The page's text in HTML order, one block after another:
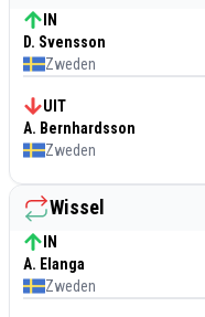
IN
D. Svensson
Zweden
UIT
A. Bernhardsson
Zweden
Wissel
IN
A. Elanga
Zweden